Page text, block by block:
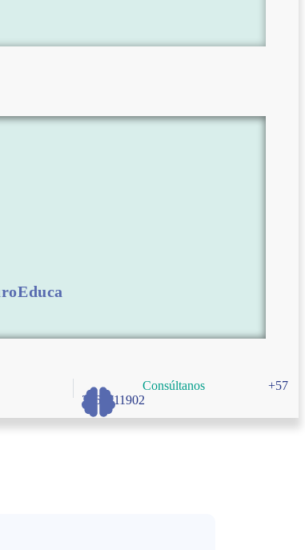
Consúltanos
+57
3166711902